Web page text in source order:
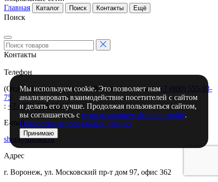
Главная
Каталог Поиск Контакты Ещё
Поиск
Контакты
Телефон
(Отдел продаж, звонки по России бесплатно):+7 (800) 555-93-
75
: +7 (473) 233-00-49
E-mail
shop@intelka.ru
Адрес
г. Воронеж, ул. Московский пр-т дом 97, офис 362
Мы используем cookie. Это позволяет нам
анализировать взаимодействие посетителей с сайтом
и делать его лучше. Продолжая пользоваться сайтом,
вы соглашаетесь с использованием файлов cookie.
Обработка персональных данных
Принимаю